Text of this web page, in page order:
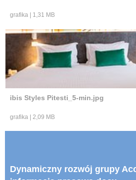
grafika 1,31 MB
ibis Styles Pitesti_5-min.jpg
grafika 2,09 MB
Dynamiczny rozwój grupy